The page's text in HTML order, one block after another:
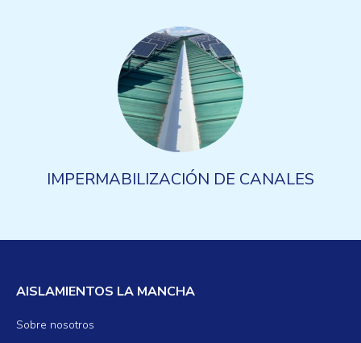
IMPERMABILIZACIÓN DE CANALES
AISLAMIENTOS LA MANCHA
Sobre nosotros